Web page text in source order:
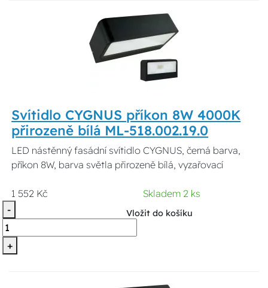
Svítidlo CYGNUS příkon 8W 4000K
přirozeně bílá ML-518.002.19.0
LED nástěnný fasádní svítidlo CYGNUS, černá barva,
příkon 8W, barva světla přirozeně bílá, vyzařovací
1 552 Kč
Skladem 2 ks
-
+
Vložit do košíku